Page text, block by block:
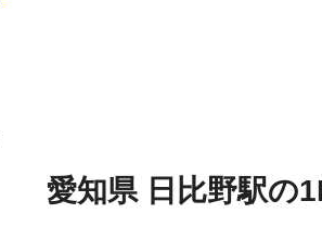
愛知県 日比野駅の